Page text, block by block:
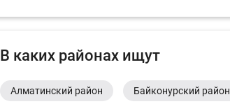
В каких районах ищут
Алматинский район Байконурский район